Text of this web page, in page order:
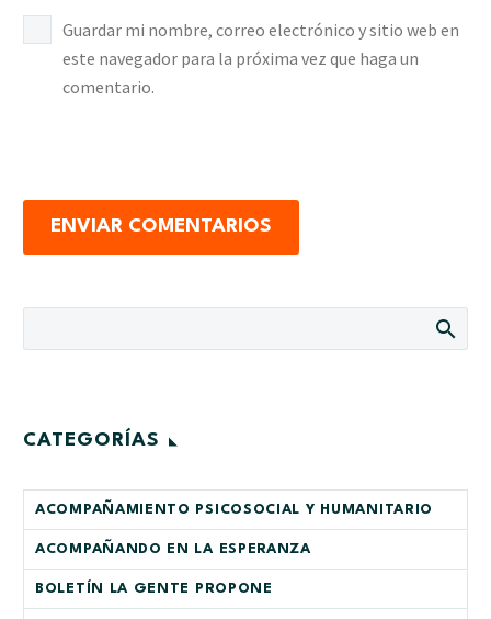
Guardar mi nombre, correo electrónico y sitio web en
este navegador para la próxima vez que haga un
comentario.
ENVIAR COMENTARIOS
CATEGORÍAS
ACOMPAÑAMIENTO PSICOSOCIAL Y HUMANITARIO
ACOMPAÑANDO EN LA ESPERANZA
BOLETÍN LA GENTE PROPONE